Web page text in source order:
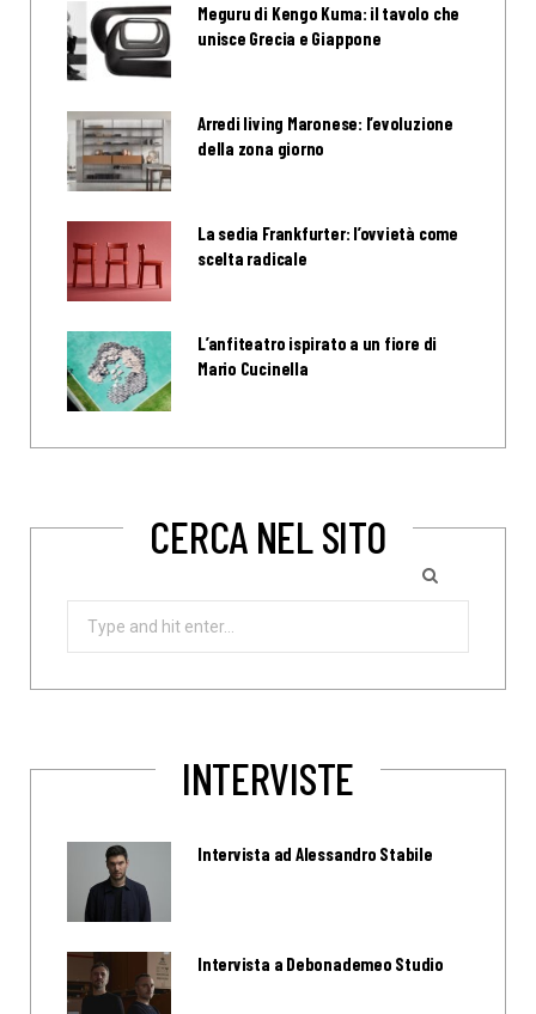
Meguru di Kengo Kuma: il tavolo che
unisce Grecia e Giappone
Arredi living Maronese: l’evoluzione
della zona giorno
La sedia Frankfurter: l’ovvietà come
scelta radicale
L’anfiteatro ispirato a un fiore di
Mario Cucinella
CERCA NEL SITO
Search
INTERVISTE
Intervista ad Alessandro Stabile
Intervista a Debonademeo Studio